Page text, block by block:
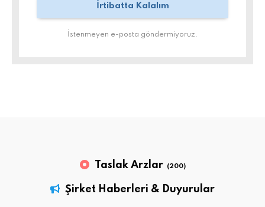
İstenmeyen e-posta göndermiyoruz.
Taslak Arzlar (200)
Şirket Haberleri & Duyurular